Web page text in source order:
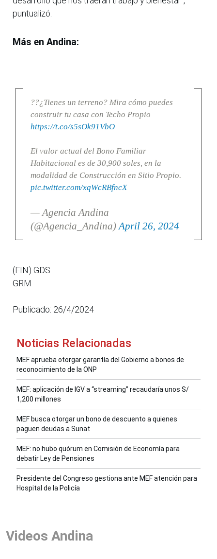
puntualizó.
Más en Andina:
??¿Tienes un terreno? Mira cómo puedes
construir tu casa con Techo Propio
https://t.co/s5sOk91VbO
El valor actual del Bono Familiar
Habitacional es de 30,900 soles, en la
modalidad de Construcción en Sitio Propio.
pic.twitter.com/xqWcRBfncX
— Agencia Andina
(@Agencia_Andina) April 26, 2024
(FIN) GDS
GRM
Publicado: 26/4/2024
Noticias Relacionadas
MEF aprueba otorgar garantía del Gobierno a bonos de
reconocimiento de la ONP
MEF: aplicación de IGV a “streaming” recaudaría unos S/
1,200 millones
MEF busca otorgar un bono de descuento a quienes
paguen deudas a Sunat
MEF: no hubo quórum en Comisión de Economía para
debatir Ley de Pensiones
Presidente del Congreso gestiona ante MEF atención para
Hospital de la Policía
Videos Andina